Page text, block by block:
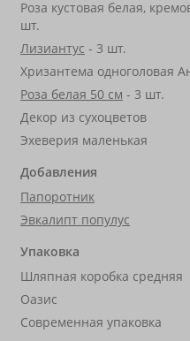
Роза кустовая белая,
шт.
Лизиантус - 3 шт.
Хризантема одноголовая
Роза белая 50 см - 3 шт.
Декор из сухоцветов
Эхеверия маленькая
Добавления
Папоротник
Эвкалипт популус
Упаковка
Шляпная коробка средняя
Оазис
Современная упаковка